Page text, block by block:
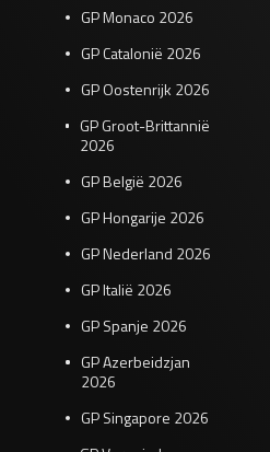
GP Monaco 2026
GP Catalonië 2026
GP Oostenrijk 2026
GP Groot-Brittannië
2026
GP België 2026
GP Hongarije 2026
GP Nederland 2026
GP Italië 2026
GP Spanje 2026
GP Azerbeidzjan
2026
GP Singapore 2026